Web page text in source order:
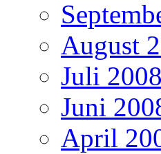
August
Juli 2008
Juni
April